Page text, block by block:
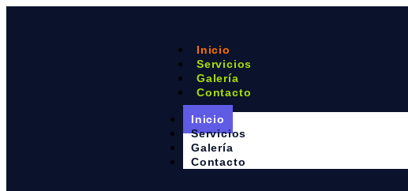
Inicio
Servicios
Galería
Contacto
Inicio
Servicios
Galería
Contacto